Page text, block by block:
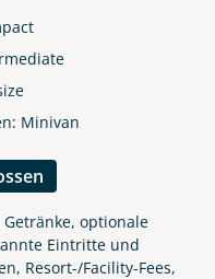
Minivan
optionale
Eintritte und
Resort-/Facility-Fees,